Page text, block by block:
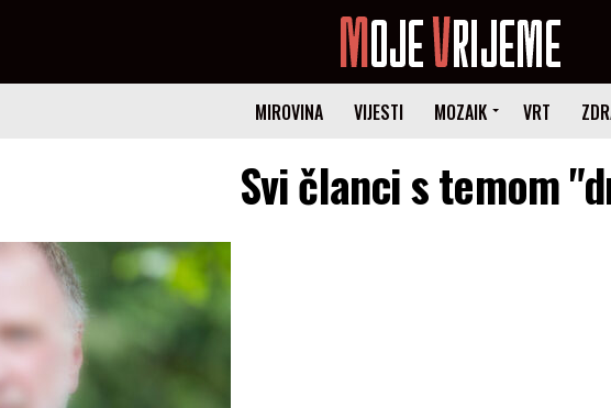
MIROVINA VIJESTI MOZAIK VRT
Svi članci s temom